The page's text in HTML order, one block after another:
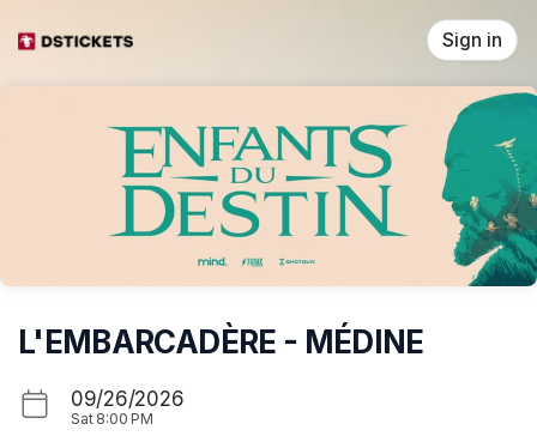
Sign in
L'EMBARCADÈRE - MÉDINE
09/26/2026
Sat 8:00 PM